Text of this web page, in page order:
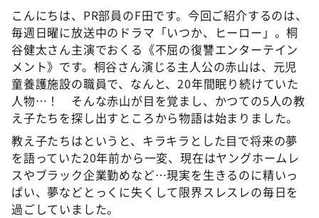
ＬＩＦＥ～夢のカタチ～
新婚さんいらっしゃい！
ポツンと一軒家
ザキ山小屋本館
ぺこぱのまるスポ
こんにちは、PR部員のF田です。今回ご紹介するのは、
毎週日曜に放送中のドラマ「いつか、ヒーロー」。桐
谷健太さん主演でおくる《不屈の復讐エンターテイン
メント》です。桐谷さん演じる主人公の赤山は、元児
童養護施設の職員で、なんと、20年間眠り続けていた
人物…！ そんな赤山が目を覚まし、かつての5人の教
え子たちを探し出すところから物語は始まりました。
教え子たちはというと、キラキラとした目で将来の夢
を語っていた20年前から一変、現在はヤングホームレ
スやブラック企業勤めなど…現実を生きるのに精いっ
ぱい、夢などとっくに失くして限界スレスレの毎日を
過ごしていました。